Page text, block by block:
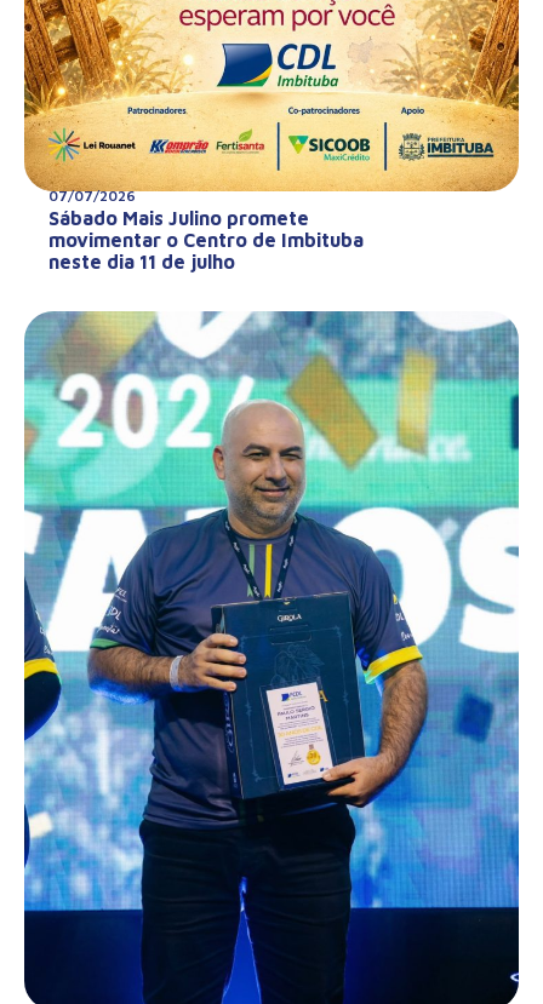
07/07/2026
Sábado Mais Julino promete
movimentar o Centro de Imbituba
neste dia 11 de julho